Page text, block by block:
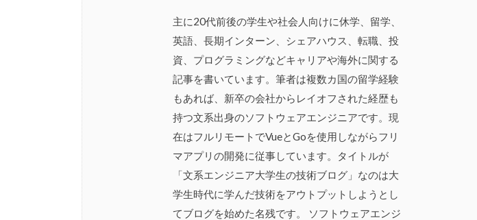
主に20代前後の学生や社会人向けに休学、留学、
英語、長期インターン、シェアハウス、転職、投
資、プログラミングなどキャリアや海外に関する
記事を書いています。筆者は複数カ国の留学経験
もあれば、新卒の会社からレイオフされた経歴も
持つ文系出身のソフトウェアエンジニアです。現
在はフルリモートでVueとGoを使用しながらフリ
マアプリの開発に従事しています。タイトルが
「文系エンジニア大学生の技術ブログ」なのは大
学生時代に学んだ技術をアウトプットしようとし
てブログを始めた名残です。 ソフトウェアエンジ